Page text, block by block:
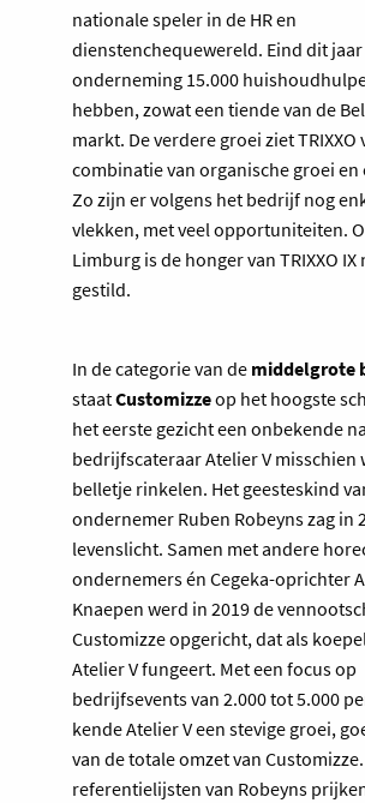
nationale speler in de HR en
dienstenchequewereld. Eind dit jaar
onderneming 15.000
hebben, zowat een tiende van de
markt. De verdere groei ziet TRIXXO
combinatie van organische groei en
Zo zijn er volgens het bedrijf nog
vlekken, met veel opportuniteiten.
Limburg is de honger van TRIXXO IX
gestild.
In de categorie van de middelgrote
staatCustomizzeop het hoogste
het eerste gezicht een onbekende
bedrijfscateraar Atelier V misschien
belletje rinkelen. Het geesteskind
ondernemer Ruben Robeyns zag in
levenslicht. Samen met andere
ondernemers én Cegeka-oprichter
Knaepen werd in 2019 de
Customizze opgericht, dat als
Atelier V fungeert. Met een focus op
bedrijfsevents van 2.000 tot 5.000
kende Atelier V een stevige groei,
van de totale omzet van
referentielijsten van Robeyns